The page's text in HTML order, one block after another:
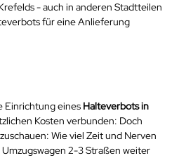
- auch in anderen Stadtteilen
für eine Anlieferung
Einrichtung eines Halteverbots in
Kosten verbunden: Doch
Wie viel Zeit und Nerven
2-3 Straßen weiter